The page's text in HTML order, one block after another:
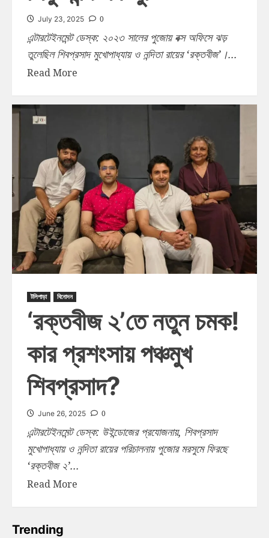
July 23, 2025 0
এন্টারটেইনমেন্ট ডেস্ক: ২০২৩ সালের পুজোয় বক্স অফিসে ঝড়
তুলেছিল শিবপ্রসাদ মুখোপাধ্যায় ও নন্দিতা রায়ের ‘রক্তবীজ’।...
Read More
টলিপাড়া বিনোদন
‘রক্তবীজ ২’তে নতুন চমক!
কার প্রশংসায় পঞ্চমুখ
শিবপ্রসাদ?
June 26, 2025 0
এন্টারটেইনমেন্ট ডেস্ক: উইন্ডোজের প্রযোজনায়, শিবপ্রসাদ
মুখোপাধ্যায় ও নন্দিতা রায়ের পরিচালনায় পুজোর মরসুমে ফিরছে
‘রক্তবীজ ২’...
Read More
Trending